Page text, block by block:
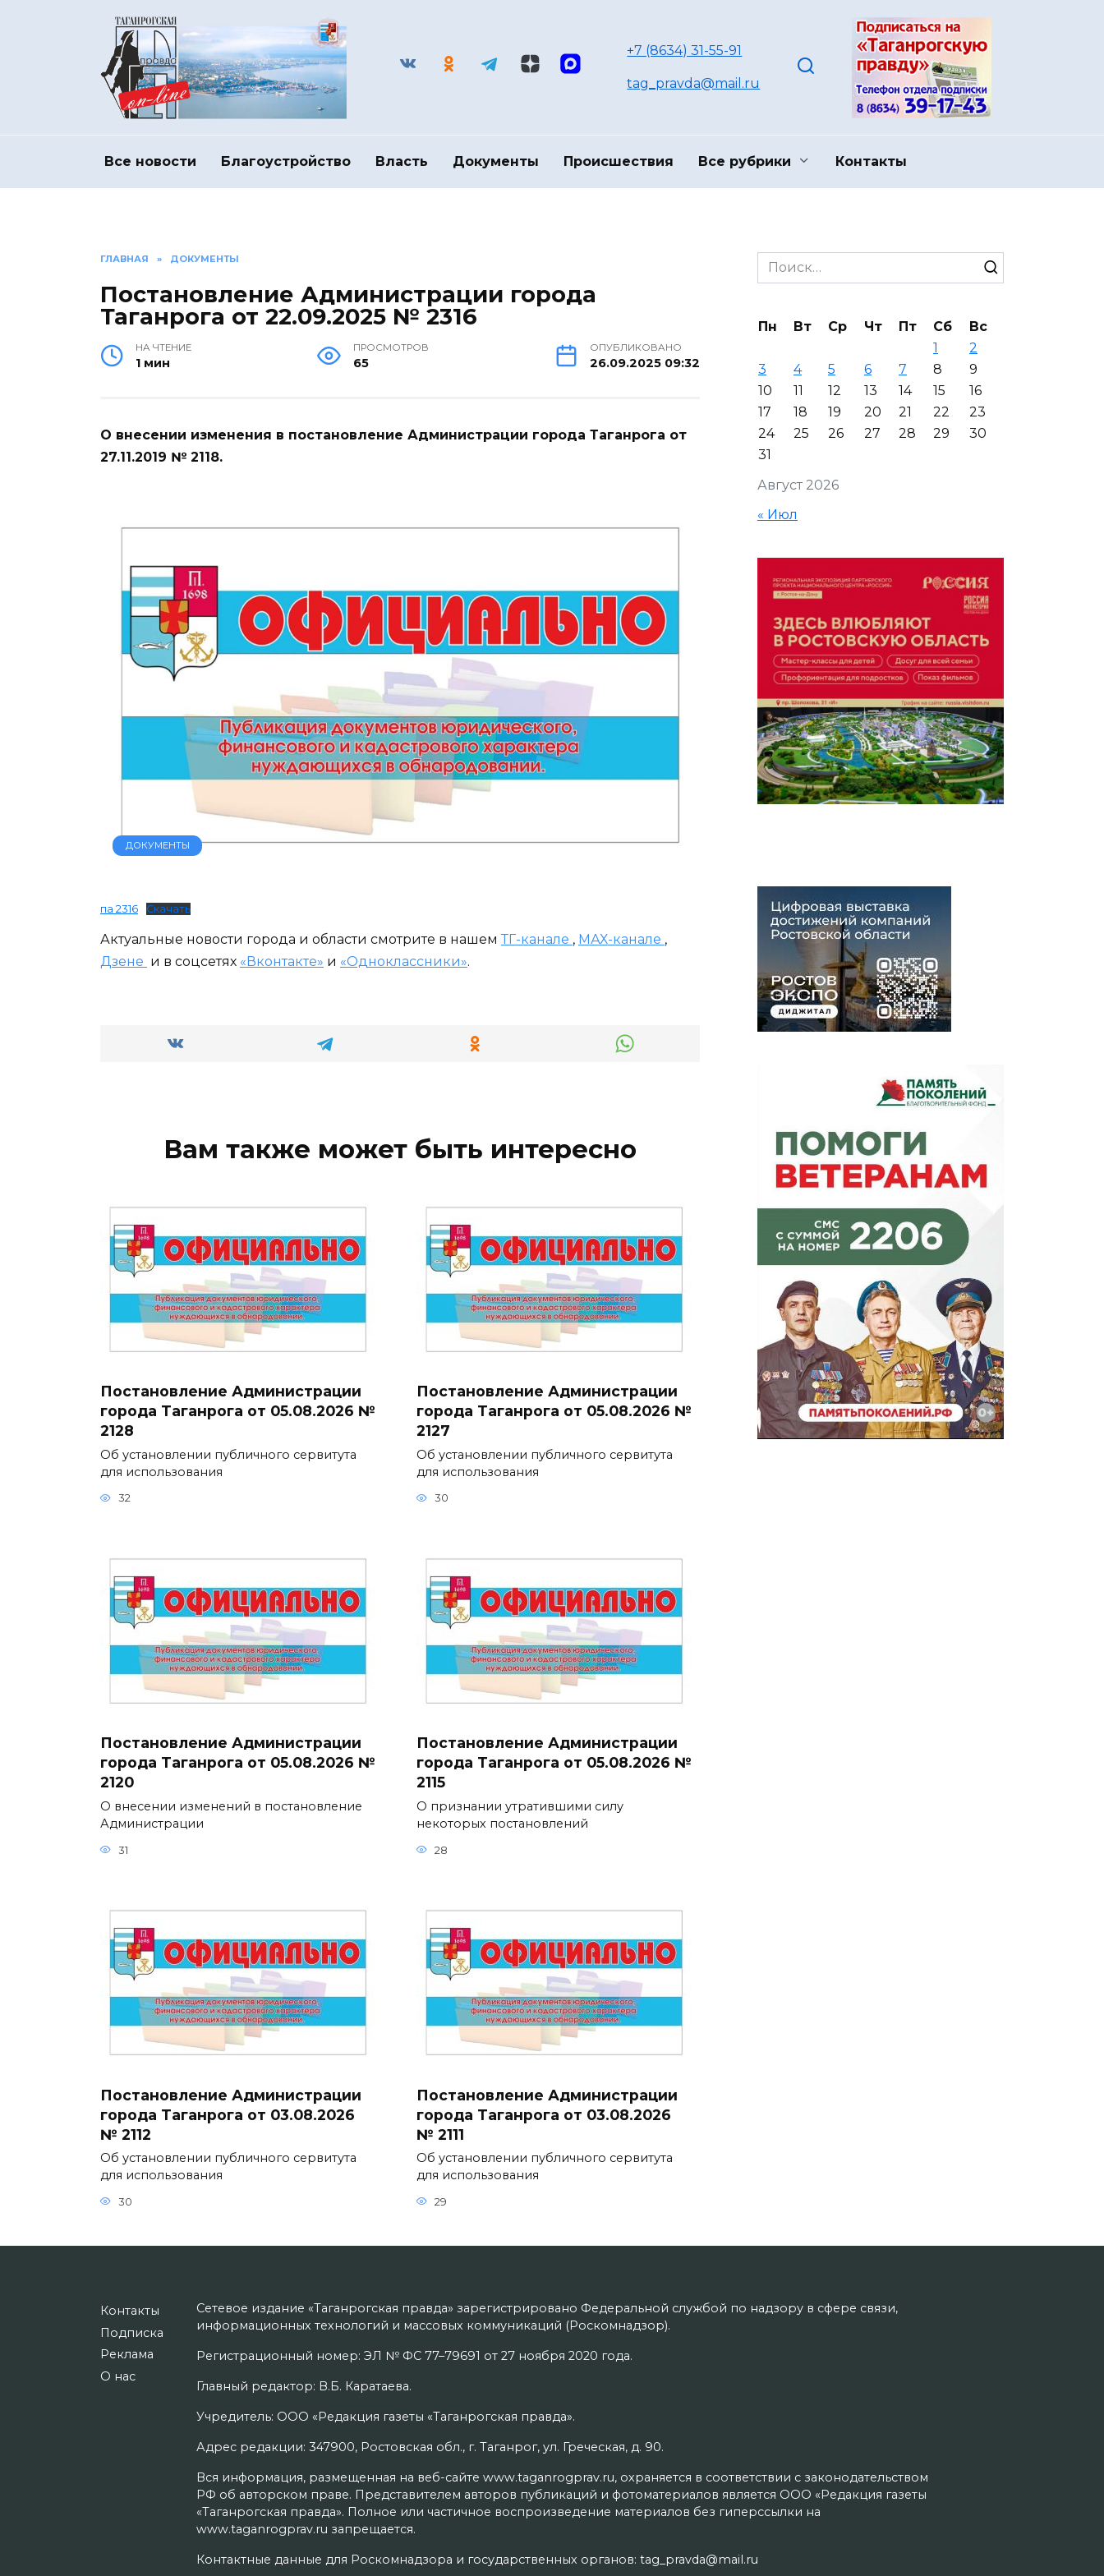
+7 (8634) 31-55-91
tag_pravda@mail.ru
Все новости Благоустройство Власть Документы Происшествия Все рубрики Контакты
ГЛАВНАЯ » ДОКУМЕНТЫ
Постановление Администрации города
Таганрога от 22.09.2025 № 2316
НА ЧТЕНИЕ
1 мин
ПРОСМОТРОВ
65
ОПУБЛИКОВАНО
26.09.2025 09:32
О внесении изменения в постановление Администрации города Таганрога от
27.11.2019 № 2118.
ДОКУМЕНТЫ
па 2316 Скачать
Актуальные новости города и области смотрите в нашем ТГ-канале , МАХ-канале ,
Дзене и в соцсетях «Вконтакте» и «Одноклассники».
Вам также может быть интересно
Постановление Администрации
города Таганрога от 05.08.2026 №
2128
Об установлении публичного сервитута
для использования
32
Постановление Администрации
города Таганрога от 05.08.2026 №
2127
Об установлении публичного сервитута
для использования
30
Постановление Администрации
города Таганрога от 05.08.2026 №
2120
О внесении изменений в постановление
Администрации
31
Постановление Администрации
города Таганрога от 05.08.2026 №
2115
О признании утратившими силу
некоторых постановлений
28
Постановление Администрации
города Таганрога от 03.08.2026
№ 2112
Об установлении публичного сервитута
для использования
30
Постановление Администрации
города Таганрога от 03.08.2026
№ 2111
Об установлении публичного сервитута
для использования
29
Search
for:
Август 2026
Пн Вт Ср Чт Пт Сб
Вс
1
2
3
4 5 6 7 8
9
10
11 12 13 14 15
16
17
18 19 20 21 22
23
24
25 26 27 28 29
30
31
« Июл
Контакты
Подписка
Реклама
О нас
Сетевое издание «Таганрогская правда» зарегистрировано Федеральной службой по надзору в сфере связи,
информационных технологий и массовых коммуникаций (Роскомнадзор).
Регистрационный номер: ЭЛ № ФС 77–79691 от 27 ноября 2020 года.
Главный редактор: В.Б. Каратаева.
Учредитель: ООО «Редакция газеты «Таганрогская правда».
Адрес редакции: 347900, Ростовская обл., г. Таганрог, ул. Греческая, д. 90.
Вся информация, размещенная на веб-сайте www.taganrogprav.ru, охраняется в соответствии с законодательством
РФ об авторском праве. Представителем авторов публикаций и фотоматериалов является ООО «Редакция газеты
«Таганрогская правда». Полное или частичное воспроизведение материалов без гиперссылки на
www.taganrogprav.ru запрещается.
Контактные данные для Роскомнадзора и государственных органов: tag_pravda@mail.ru